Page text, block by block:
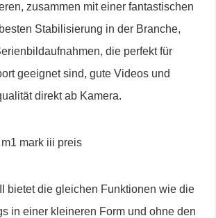
zusammen mit einer fantastischen
Stabilisierung in der Branche,
die perfekt für
geeignet sind, gute Videos und
direkt ab Kamera.
mark iii preis
bietet die gleichen Funktionen wie die
in einer kleineren Form und ohne den